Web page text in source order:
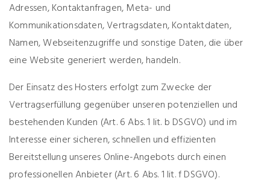
Adressen, Kontaktanfragen, Meta- und
Kommunikationsdaten, Vertragsdaten, Kontaktdaten,
Namen, Webseitenzugriffe und sonstige Daten, die über
eine Website generiert werden, handeln.
Der Einsatz des Hosters erfolgt zum Zwecke der
Vertragserfüllung gegenüber unseren potenziellen und
bestehenden Kunden (Art. 6 Abs. 1 lit. b DSGVO) und im
Interesse einer sicheren, schnellen und effizienten
Bereitstellung unseres Online-Angebots durch einen
professionellen Anbieter (Art. 6 Abs. 1 lit. f DSGVO).